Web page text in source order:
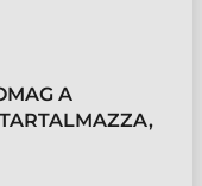
A